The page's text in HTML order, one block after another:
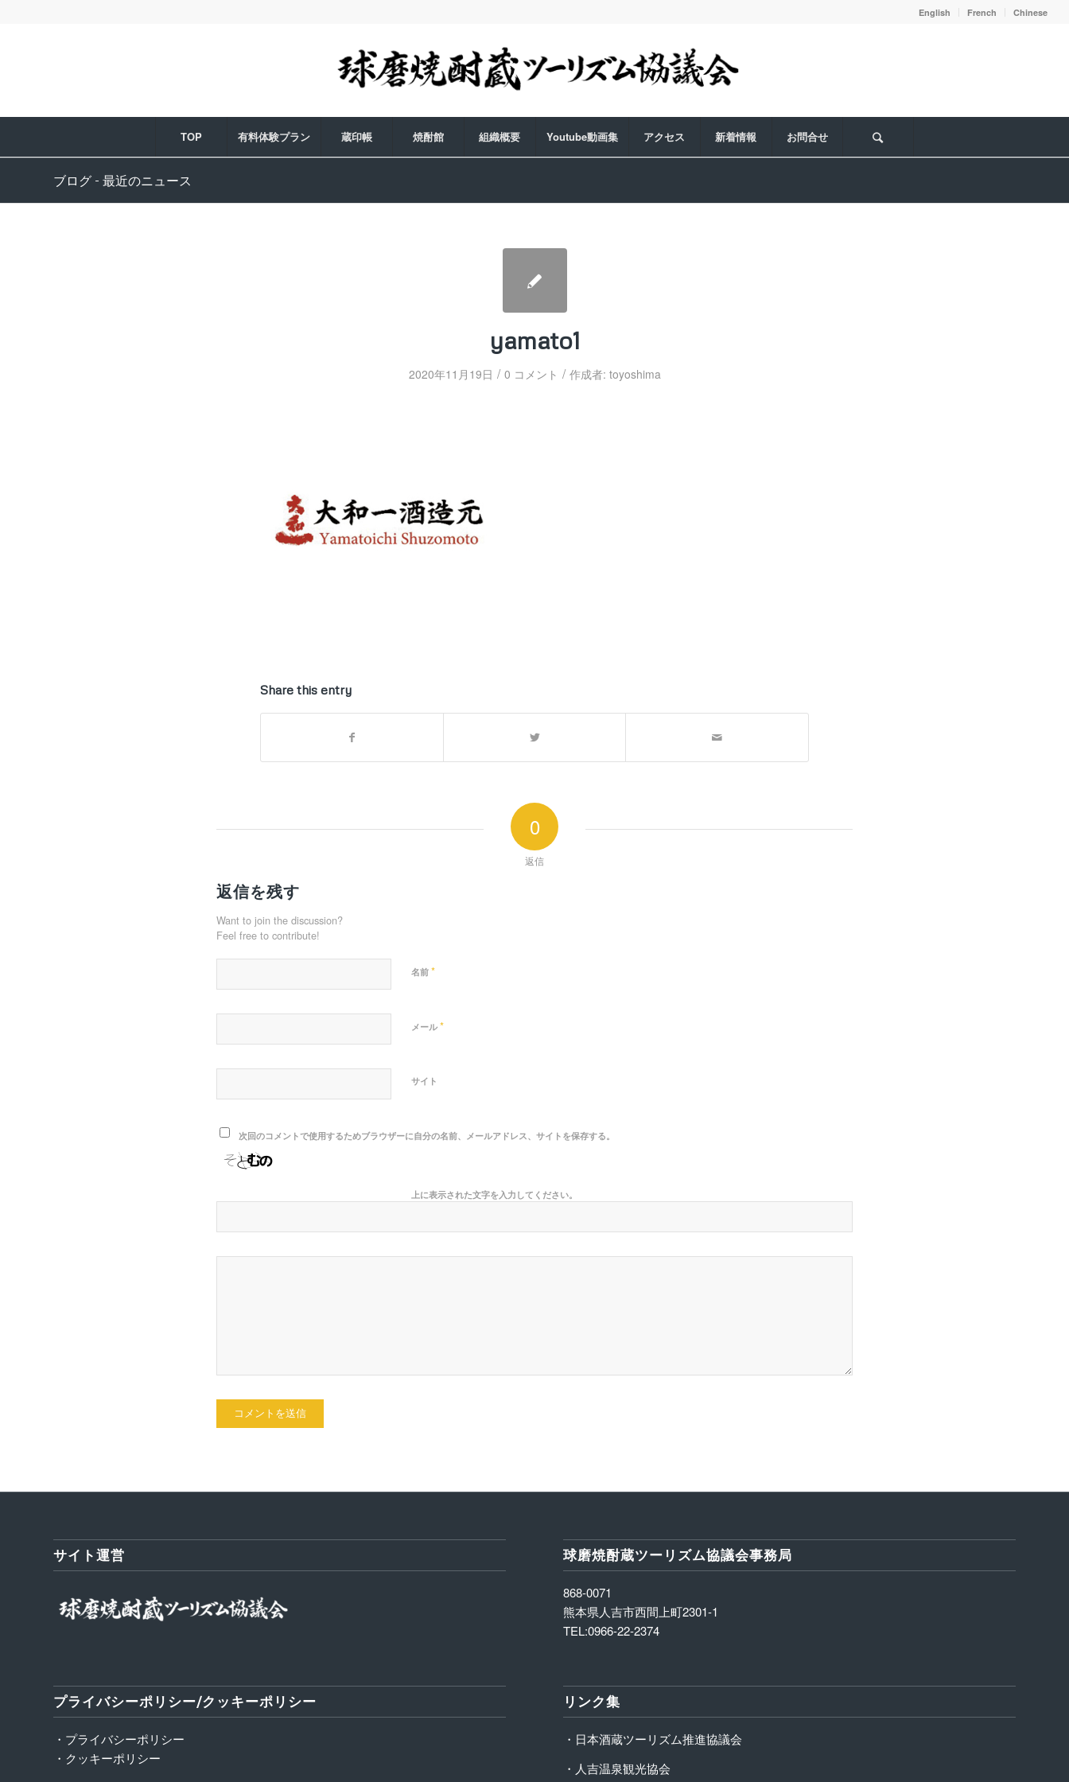
English French Chinese
TOP 有料体験プラン 蔵印帳 焼酎館 組織概要 Youtube動画集 アクセス 新着情報 お問合せ
ブログ - 最近のニュース
yamato1
2020年11月19日 / 0 コメント / 作成者: toyoshima
Share this entry
0
返信
返信を残す
Want to join the discussion?
Feel free to contribute!
名前 *
メール *
サイト
次回のコメントで使用するためブラウザーに自分の名前、メールアドレス、サイトを保存する。
上に表示された文字を入力してください。
サイト運営
プライバシーポリシー/クッキーポリシー
・プライバシーポリシー
・クッキーポリシー
球磨焼酎蔵ツーリズム協議会事務局
868-0071
熊本県人吉市西間上町2301-1
TEL:0966-22-2374
リンク集
・日本酒蔵ツーリズム推進協議会
・人吉温泉観光協会